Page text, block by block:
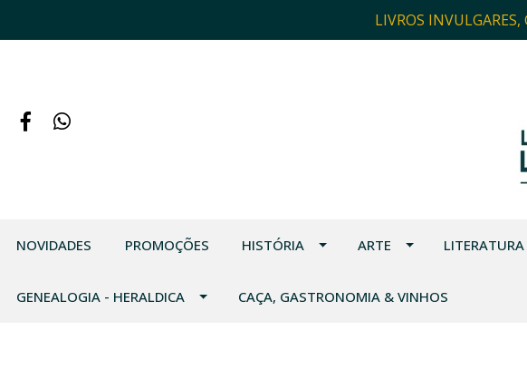
LIVROS
NOVIDADES PROMOÇÕES HISTÓRIA ARTE LITERATURA
GENEALOGIA - HERALDICA CAÇA, GASTRONOMIA & VINHOS